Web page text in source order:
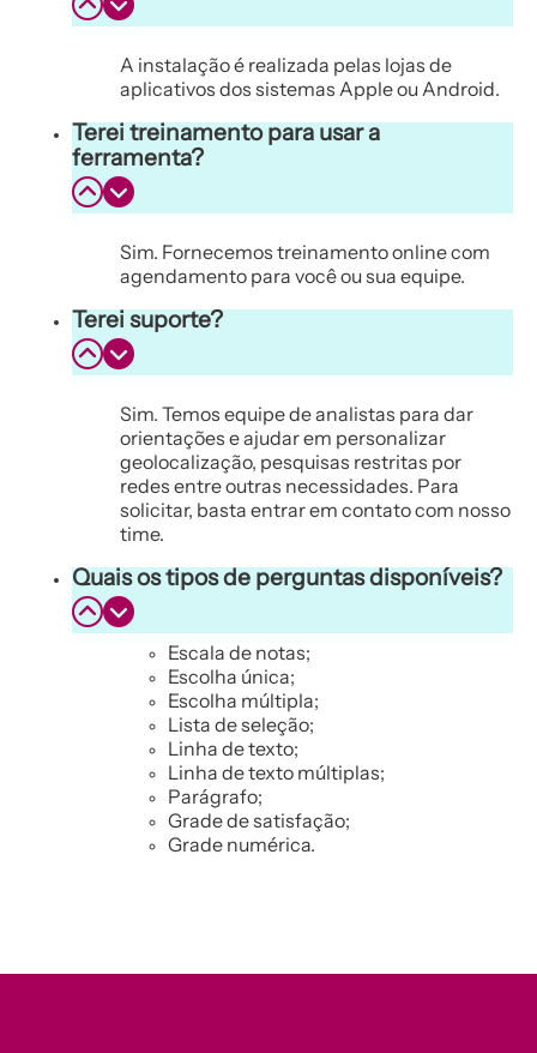
A instalação é realizada pelas lojas de
aplicativos dos sistemas Apple ou Android.
Terei treinamento para usar a
ferramenta?
Sim. Fornecemos treinamento online com
agendamento para você ou sua equipe.
Terei suporte?
Sim. Temos equipe de analistas para dar
orientações e ajudar em personalizar
geolocalização, pesquisas restritas por
redes entre outras necessidades. Para
solicitar, basta entrar em contato com nosso
time.
Quais os tipos de perguntas disponíveis?
Escala de notas;
Escolha única;
Escolha múltipla;
Lista de seleção;
Linha de texto;
Linha de texto múltiplas;
Parágrafo;
Grade de satisfação;
Grade numérica.